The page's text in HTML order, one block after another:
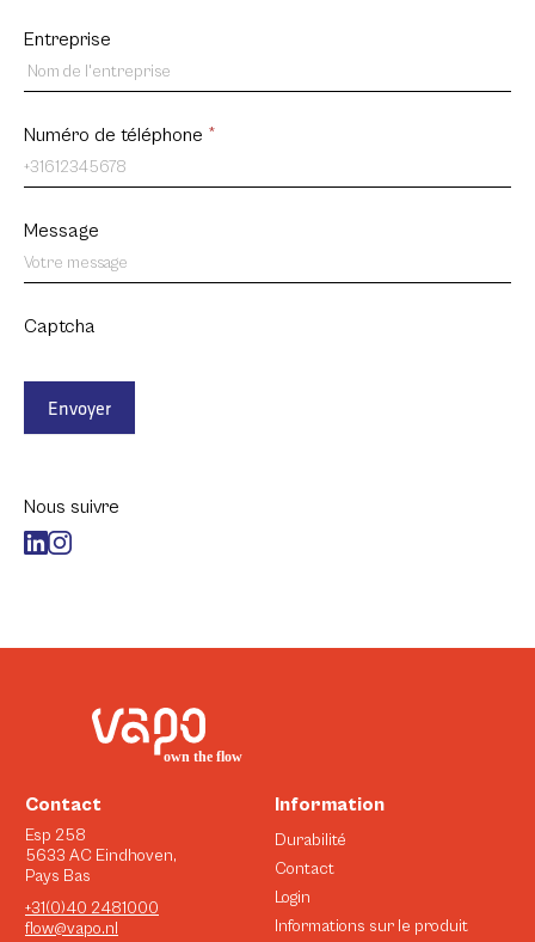
Entreprise
Numéro de téléphone *
Message
Captcha
Envoyer
Nous suivre
Contact
Esp 258
5633 AC Eindhoven,
Pays Bas
+31(0)40 2481000
flow@vapo.nl
Information
Durabilité
Contact
Login
Informations sur le produit